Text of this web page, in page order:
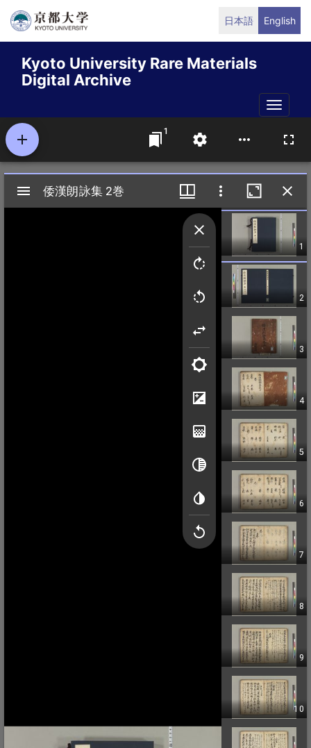
Skip
content
日本語 English
Kyoto University Rare Materials
Digital Archive
Toggle